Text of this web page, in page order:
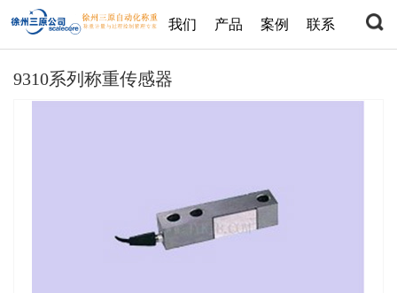
我们 产品 案例 联系
9310系列称重传感器